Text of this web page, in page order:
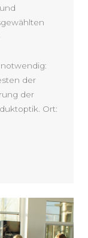
der
der
Ort: